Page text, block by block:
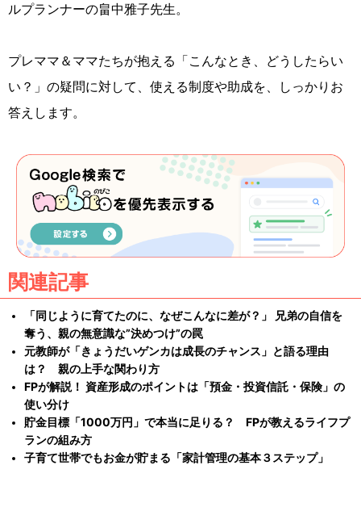
ルプランナーの畠中雅子先生。
プレママ＆ママたちが抱える「こんなとき、どうしたらい
い？」の疑問に対して、使える制度や助成を、しっかりお
答えします。
関連記事
「同じように育てたのに、なぜこんなに差が？」 兄弟の自信を
奪う、親の無意識な”決めつけ”の罠
元教師が「きょうだいゲンカは成長のチャンス」と語る理由
は？ 親の上手な関わり方
FPが解説！ 資産形成のポイントは「預金・投資信託・保険」の
使い分け
貯金目標「1000万円」で本当に足りる？ FPが教えるライフプ
ランの組み方
子育て世帯でもお金が貯まる「家計管理の基本３ステップ」